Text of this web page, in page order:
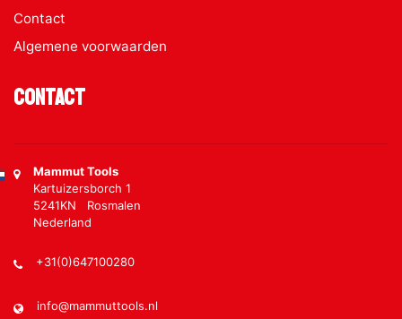
Contact
Algemene voorwaarden
Contact
Mammut Tools
Kartuizersborch 1
5241KN Rosmalen
Nederland
+31(0)647100280
info@mammuttools.nl